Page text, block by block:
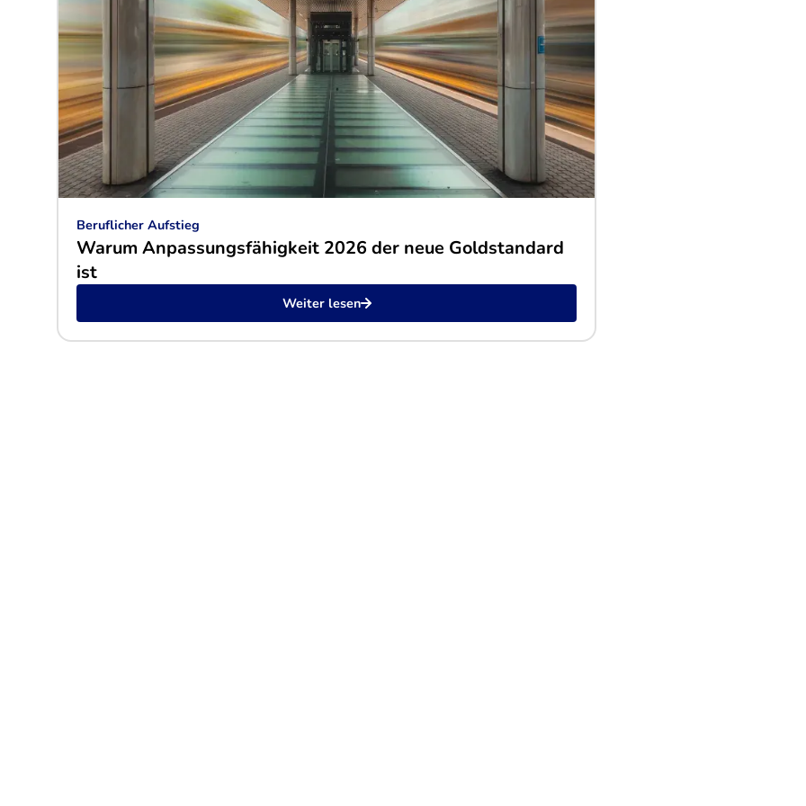
Beruflicher Aufstieg
Warum Anpassungsfähigkeit 2026 der neue Goldstandard
ist
Weiter lesen